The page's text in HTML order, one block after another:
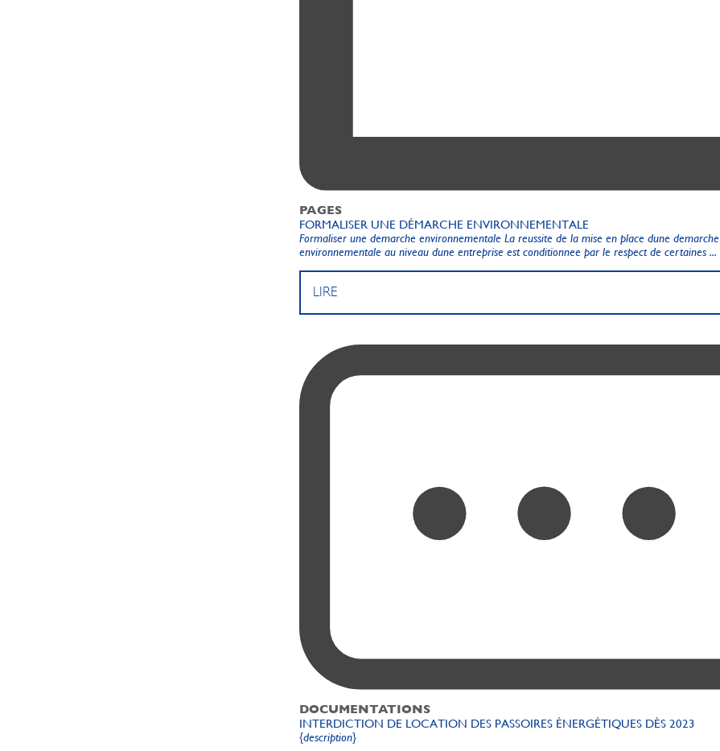
PAGES
FORMALISER UNE DÉMARCHE ENVIRONNEMENTALE
Formaliser une demarche environnementale La reussite de la mise en place dune demarche
environnementale au niveau dune entreprise est conditionnee par le respect de certaines ...
LIRE
DOCUMENTATIONS
INTERDICTION DE LOCATION DES PASSOIRES ÉNERGÉTIQUES DÈS 2023
{description}